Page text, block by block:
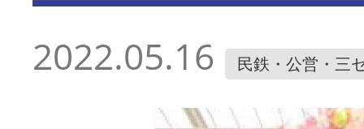
2022.05.16 民鉄・公営・三